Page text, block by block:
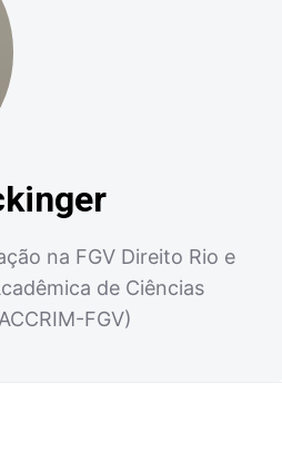
na FGV Direito Rio e
de Ciências
FGV)